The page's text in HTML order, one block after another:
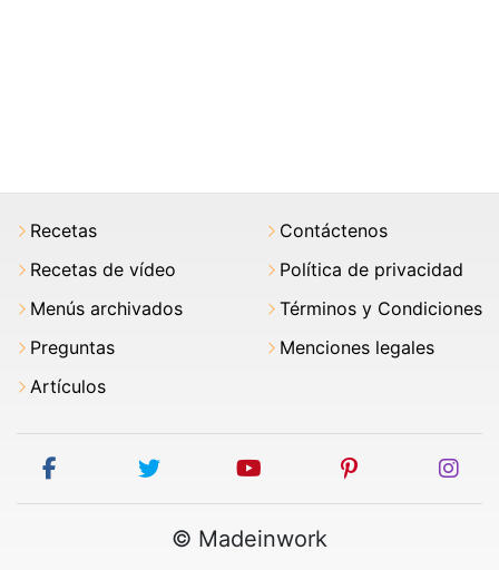
Recetas
Recetas de vídeo
Menús archivados
Preguntas
Artículos
Contáctenos
Política de privacidad
Términos y Condiciones
Menciones legales
facebook twitter youtube pinterest
© Madeinwork